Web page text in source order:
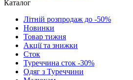
Каталог
Літній розпродаж до -50%
Новинки
Товар тижня
Акції та знижки
Сток
Туреччина сток -30%
Одяг з Туреччини